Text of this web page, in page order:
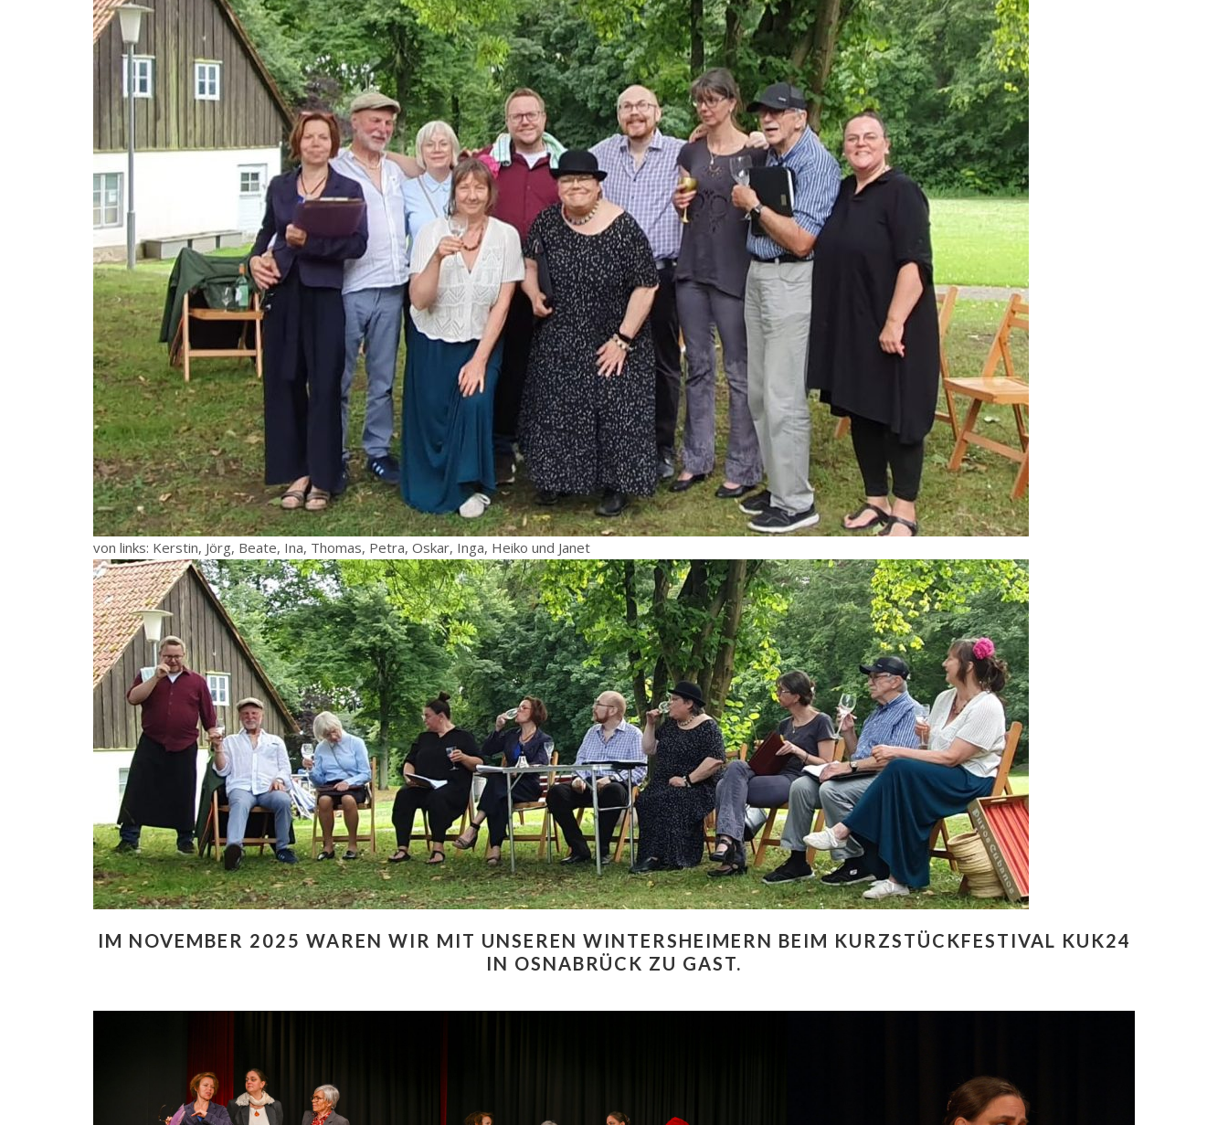
von links: Kerstin, Jörg, Beate, Ina, Thomas, Petra, Oskar, Inga, Heiko und Janet
IM NOVEMBER 2025 WAREN WIR MIT UNSEREN WINTERSHEIMERN BEIM KURZSTÜCKFESTIVAL KUK24
IN OSNABRÜCK ZU GAST.